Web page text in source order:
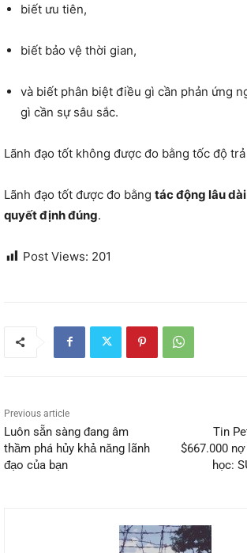
biết ưu tiên,
biết bảo vệ thời gian,
và biết phân biệt điều gì cần phản ứng
gì cần sự sâu sắc.
Lãnh đạo tốt không được đo bằng tốc độ
Lãnh đạo tốt được đo bằng tác động lâu
quyết định đúng.
Post Views: 201
Previous article
Luôn sẵn sàng đang âm
thầm phá hủy khả năng lãnh
đạo của bạn
Tin
$667.000
học: